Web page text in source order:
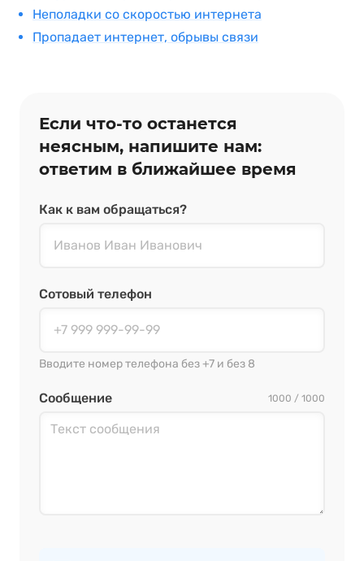
Неполадки со скоростью интернета
Пропадает интернет, обрывы связи
Если что‑то останется
неясным, напишите нам:
ответим в ближайшее время
Как к вам обращаться?
Сотовый телефон
Вводите номер телефона без +7 и без 8
Сообщение 1000 / 1000